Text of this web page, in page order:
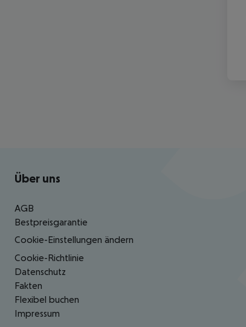
Footer navigation
Über uns
AGB
Bestpreisgarantie
Cookie-Einstellungen ändern
Cookie-Richtlinie
Datenschutz
Fakten
Flexibel buchen
Impressum